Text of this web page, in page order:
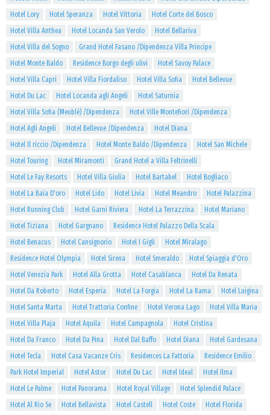
Hotel Lory
Hotel Speranza Hotel Vittoria
Hotel Corte del Bosco
Hotel Villa Anthea
Hotel Locanda San Verolo
Hotel Bellariva
Hotel Villa del Sogno
Grand Hotel Fasano /Dipendenza Villa Principe
Hotel Monte Baldo
Residence Borgo degli ulivi
Hotel Savoy Palace
Hotel Villa Capri
Hotel Villa Fiordaliso Hotel Villa Sofia
Hotel Bellevue
Hotel Du Lac
Hotel Locanda agli Angeli
Hotel Saturnia
Hotel Villa Sofia (Meublè) /Dipendenza
Hotel Ville Montefiori /Dipendenza
Hotel Agli Angeli
Hotel Bellevue /Dipendenza
Hotel Diana
Hotel Il riccio /Dipendenza
Hotel Monte Baldo /Dipendenza
Hotel San Michele
Hotel Touring
Hotel Miramonti
Grand Hotel a Villa Feltrinelli
Hotel Le Fay Resorts
Hotel Villa Giulia Hotel Bartabel
Hotel Bogliaco
Hotel La Baia D'oro
Hotel Lido Hotel Livia Hotel Meandro
Hotel Palazzina
Hotel Running Club
Hotel Garni Riviera Hotel La Terrazzina
Hotel Mariano
Hotel Tiziana
Hotel Gargnano
Residence Hotel Palazzo Della Scala
Hotel Benacus
Hotel Cansignorio Hotel I Gigli
Hotel Miralago
Residence Hotel Olympia
Hotel Sirena Hotel Smeraldo
Hotel Spiaggia d'Oro
Hotel Venezia Park
Hotel Alla Grotta Hotel Casablanca
Hotel Da Renata
Hotel Da Roberto
Hotel Esperia Hotel La Forgia Hotel La Rama
Hotel Luigina
Hotel Santa Marta
Hotel Trattoria Confine Hotel Verona Lago
Hotel Villa Maria
Hotel Villa Plaja
Hotel Aquila Hotel Campagnola
Hotel Cristina
Hotel Da Franco
Hotel Da Pina Hotel Dal Baffo Hotel Diana
Hotel Gardesana
Hotel Tecla
Hotel Casa Vacanze Cris Residences La Fattoria
Residence Emilio
Park Hotel Imperial
Hotel Astor Hotel Du Lac Hotel Ideal
Hotel Ilma
Hotel Le Palme
Hotel Panorama Hotel Royal Village
Hotel Splendid Palace
Hotel Al Rio Se
Hotel Bellavista Hotel Castell Hotel Coste
Hotel Florida